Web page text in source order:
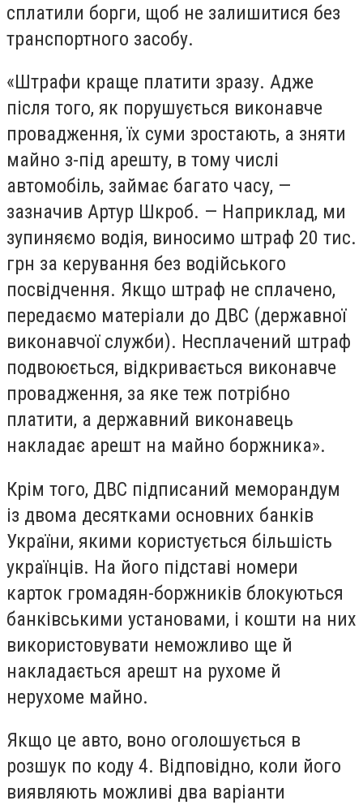
сплатили борги, щоб не залишитися без
транспортного засобу.
«Штрафи краще платити зразу. Адже
після того, як порушується виконавче
провадження, їх суми зростають, а зняти
майно з-під арешту, в тому числі
автомобіль, займає багато часу, —
зазначив Артур Шкроб. — Наприклад, ми
зупиняємо водія, виносимо штраф 20 тис.
грн за керування без водійського
посвідчення. Якщо штраф не сплачено,
передаємо матеріали до ДВС (державної
виконавчої служби). Несплачений штраф
подвоюється, відкривається виконавче
провадження, за яке теж потрібно
платити, а державний виконавець
накладає арешт на майно боржника».
Крім того, ДВС підписаний меморандум
із двома десятками основних банків
України, якими користується більшість
українців. На його підставі номери
карток громадян-боржників блокуються
банківськими установами, і кошти на них
використовувати неможливо ще й
накладається арешт на рухоме й
нерухоме майно.
Якщо це авто, воно оголошується в
розшук по коду 4. Відповідно, коли його
виявляють можливі два варіанти